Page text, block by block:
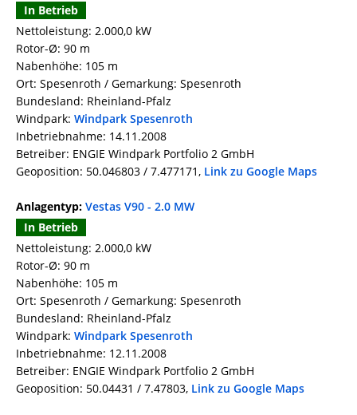
In Betrieb
Nettoleistung: 2.000,0 kW
Rotor-Ø: 90 m
Nabenhöhe: 105 m
Ort: Spesenroth / Gemarkung: Spesenroth
Bundesland: Rheinland-Pfalz
Windpark: Windpark Spesenroth
Inbetriebnahme: 14.11.2008
Betreiber: ENGIE Windpark Portfolio 2 GmbH
Geoposition: 50.046803 / 7.477171, Link zu Google Maps
Anlagentyp: Vestas V90 - 2.0 MW
In Betrieb
Nettoleistung: 2.000,0 kW
Rotor-Ø: 90 m
Nabenhöhe: 105 m
Ort: Spesenroth / Gemarkung: Spesenroth
Bundesland: Rheinland-Pfalz
Windpark: Windpark Spesenroth
Inbetriebnahme: 12.11.2008
Betreiber: ENGIE Windpark Portfolio 2 GmbH
Geoposition: 50.04431 / 7.47803, Link zu Google Maps